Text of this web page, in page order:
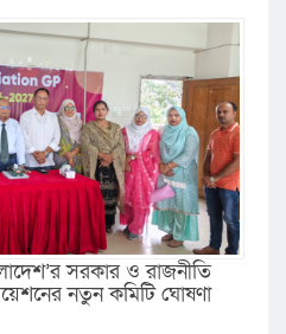
সরকার ও রাজনীতি
নতুন কমিটি ঘোষণা